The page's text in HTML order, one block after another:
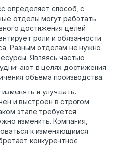
определяет способ, с
отделы могут работать
достижения целей
роли и обязанности
Разным отделам не нужно
Являясь частью
в целях достижения
объема производства.
и улучшать.
и выстроен в строгом
этапе требуется
изменить. Компания,
к изменяющимся
конкурентное